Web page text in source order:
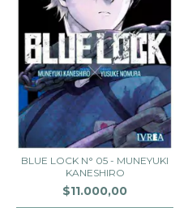
BLUE LOCK N° 05 - MUNEYUKI
KANESHIRO
$11.000,00